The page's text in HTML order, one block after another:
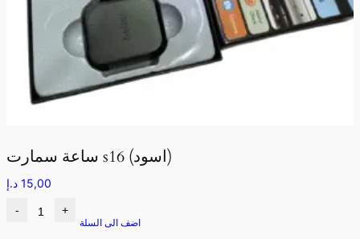
ساعة سمارت s16 (اسود)
15,00 د.إ
- +
اضف الى السلة